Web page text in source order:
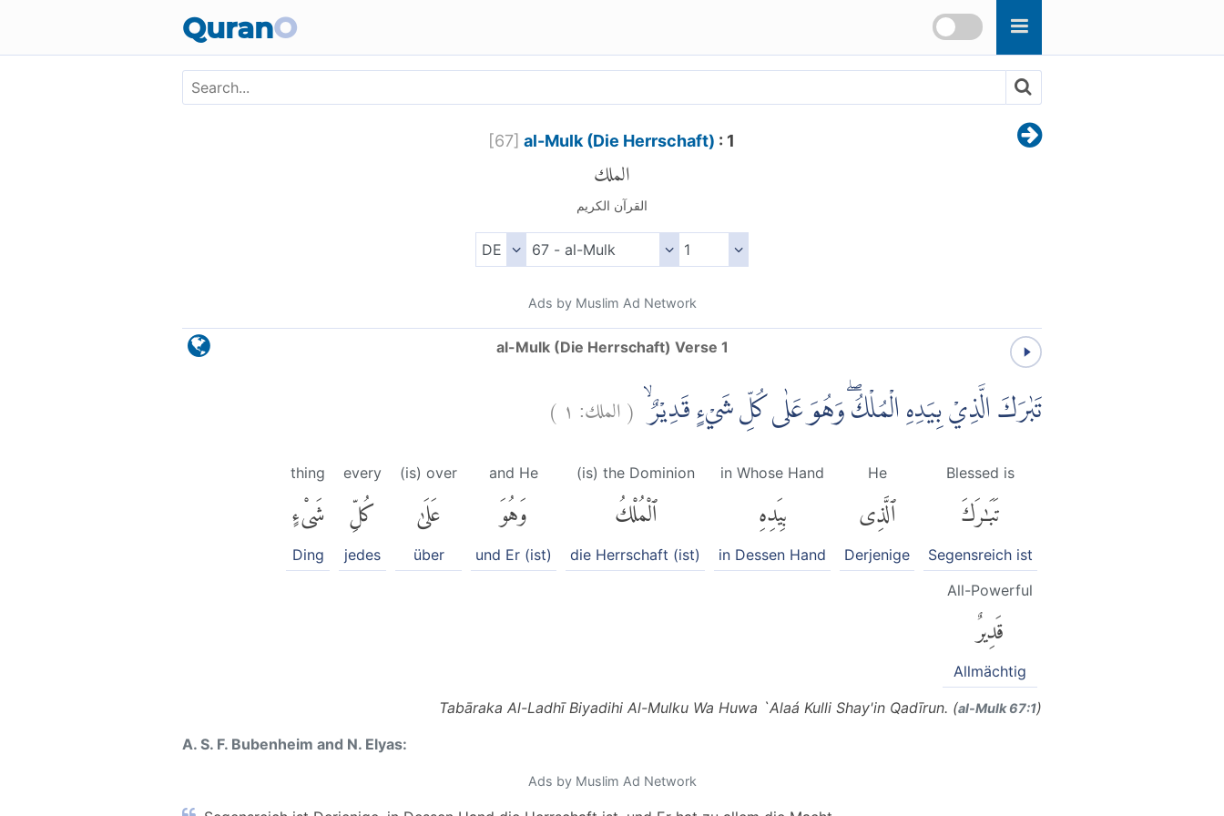
QuranO
[67] al-Mulk (Die Herrschaft) : 1
الملك
القرآن الكريم
Ads by Muslim Ad Network
al-Mulk (Die Herrschaft) Verse 1
تَبٰرَكَ الَّذِيْ بِيَدِهِ الْمُلْكُۖ وَهُوَ عَلٰى كُلِّ شَيْءٍ قَدِيْرٌۙ (الملك: ١ )
Blessed is
تَبَٰرَكَ
Segensreich ist
He
ٱلَّذِى
Derjenige
in Whose Hand
بِيَدِهِ
in Dessen Hand
(is) the Dominion
ٱلْمُلْكُ
die Herrschaft (ist)
and He
وَهُوَ
und Er (ist)
(is) over
عَلَىٰ
über
every
كُلِّ
jedes
thing
شَىْءٍ
Ding
All-Powerful
قَدِيرٌ
Allmächtig
Tabāraka Al-Ladhī Biyadihi Al-Mulku Wa Huwa `Alaá Kulli Shay'in Qadīrun. (al-Mulk 67:1)
A. S. F. Bubenheim and N. Elyas:
Ads by Muslim Ad Network